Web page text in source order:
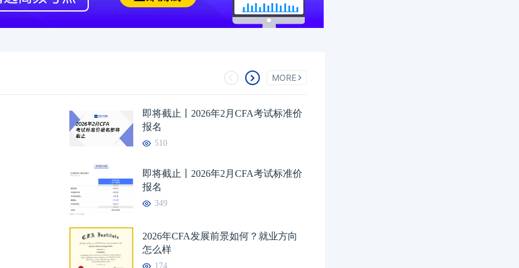
MORE
即将截止丨2026年2月CFA考试标准价
报名
510
即将截止丨2026年2月CFA考试标准价
报名
349
2026年CFA发展前景如何？就业方向
怎么样
174